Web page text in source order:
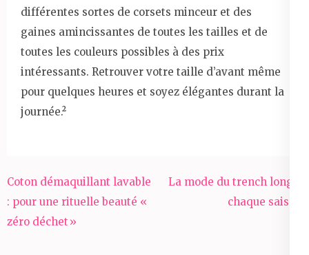
différentes sortes de corsets minceur et des
gaines amincissantes de toutes les tailles et de
toutes les couleurs possibles à des prix
intéressants. Retrouver votre taille d’avant même
pour quelques heures et soyez élégantes durant la
journée.²
Navigation
de
l’article
Coton démaquillant lavable
: pour une rituelle beauté «
zéro déchet »
La mode du trench long à
chaque saison